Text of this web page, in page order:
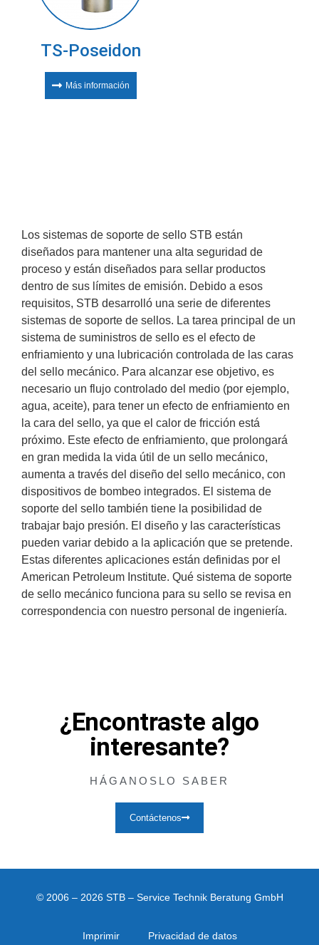
TS-Poseidon
Más información
Los sistemas de soporte de sello STB están
diseñados para mantener una alta seguridad de
proceso y están diseñados para sellar productos
dentro de sus límites de emisión. Debido a esos
requisitos, STB desarrolló una serie de diferentes
sistemas de soporte de sellos. La tarea principal de un
sistema de suministros de sello es el efecto de
enfriamiento y una lubricación controlada de las caras
del sello mecánico. Para alcanzar ese objetivo, es
necesario un flujo controlado del medio (por ejemplo,
agua, aceite), para tener un efecto de enfriamiento en
la cara del sello, ya que el calor de fricción está
próximo. Este efecto de enfriamiento, que prolongará
en gran medida la vida útil de un sello mecánico,
aumenta a través del diseño del sello mecánico, con
dispositivos de bombeo integrados. El sistema de
soporte del sello también tiene la posibilidad de
trabajar bajo presión. El diseño y las características
pueden variar debido a la aplicación que se pretende.
Estas diferentes aplicaciones están definidas por el
American Petroleum Institute. Qué sistema de soporte
de sello mecánico funciona para su sello se revisa en
correspondencia con nuestro personal de ingeniería.
¿Encontraste algo
interesante?
HÁGANOSLO SABER
Contáctenos
© 2006 – 2026 STB – Service Technik Beratung GmbH
Imprimir Privacidad de datos